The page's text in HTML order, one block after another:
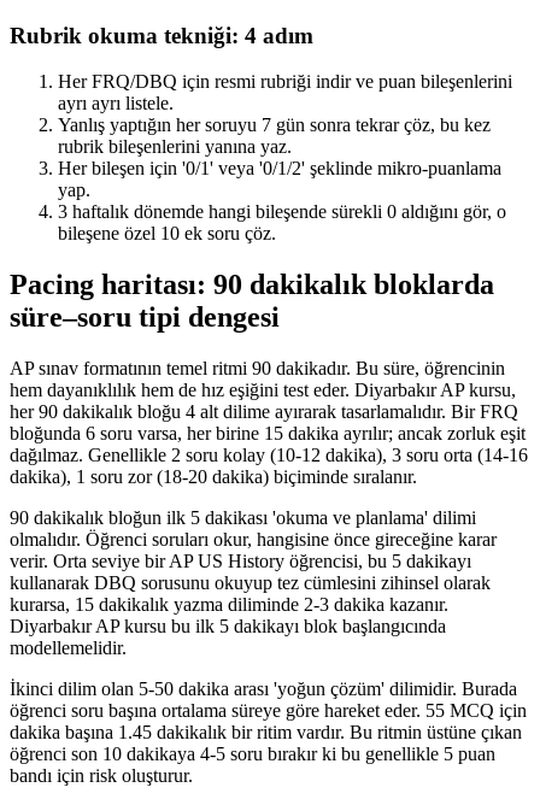
Rubrik okuma tekniği: 4 adım
Her FRQ/DBQ için resmi rubriği indir ve puan bileşenlerini
ayrı ayrı listele.
Yanlış yaptığın her soruyu 7 gün sonra tekrar çöz, bu kez
rubrik bileşenlerini yanına yaz.
Her bileşen için '0/1' veya '0/1/2' şeklinde mikro-puanlama
yap.
3 haftalık dönemde hangi bileşende sürekli 0 aldığını gör, o
bileşene özel 10 ek soru çöz.
Pacing haritası: 90 dakikalık bloklarda
süre–soru tipi dengesi
AP sınav formatının temel ritmi 90 dakikadır. Bu süre, öğrencinin
hem dayanıklılık hem de hız eşiğini test eder. Diyarbakır AP kursu,
her 90 dakikalık bloğu 4 alt dilime ayırarak tasarlamalıdır. Bir FRQ
bloğunda 6 soru varsa, her birine 15 dakika ayrılır; ancak zorluk eşit
dağılmaz. Genellikle 2 soru kolay (10-12 dakika), 3 soru orta (14-16
dakika), 1 soru zor (18-20 dakika) biçiminde sıralanır.
90 dakikalık bloğun ilk 5 dakikası 'okuma ve planlama' dilimi
olmalıdır. Öğrenci soruları okur, hangisine önce gireceğine karar
verir. Orta seviye bir AP US History öğrencisi, bu 5 dakikayı
kullanarak DBQ sorusunu okuyup tez cümlesini zihinsel olarak
kurarsa, 15 dakikalık yazma diliminde 2-3 dakika kazanır.
Diyarbakır AP kursu bu ilk 5 dakikayı blok başlangıcında
modellemelidir.
İkinci dilim olan 5-50 dakika arası 'yoğun çözüm' dilimidir. Burada
öğrenci soru başına ortalama süreye göre hareket eder. 55 MCQ için
dakika başına 1.45 dakikalık bir ritim vardır. Bu ritmin üstüne çıkan
öğrenci son 10 dakikaya 4-5 soru bırakır ki bu genellikle 5 puan
bandı için risk oluşturur.